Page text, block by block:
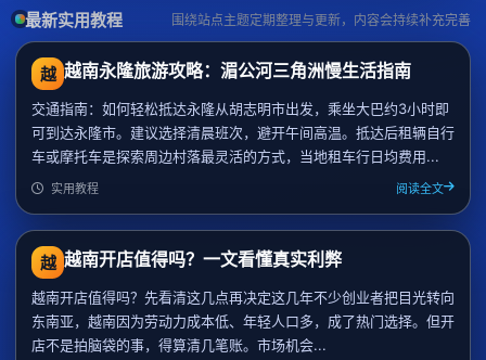
最新实用教程 围绕站点主题定期整理与更新，内容会持续补充完善
越 越南永隆旅游攻略：湄公河三角洲慢生活指南
交通指南：如何轻松抵达永隆从胡志明市出发，乘坐大巴约3小时即
可到达永隆市。建议选择清晨班次，避开午间高温。抵达后租辆自行
车或摩托车是探索周边村落最灵活的方式，当地租车行日均费用...
实用教程 阅读全文
越 越南开店值得吗？一文看懂真实利弊
越南开店值得吗？先看清这几点再决定这几年不少创业者把目光转向
东南亚，越南因为劳动力成本低、年轻人口多，成了热门选择。但开
店不是拍脑袋的事，得算清几笔账。市场机会...